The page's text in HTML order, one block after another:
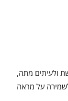
ולעיתים מתה,
על מראה